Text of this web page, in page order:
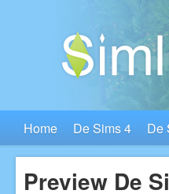
Home De Sims 4 De
Preview De